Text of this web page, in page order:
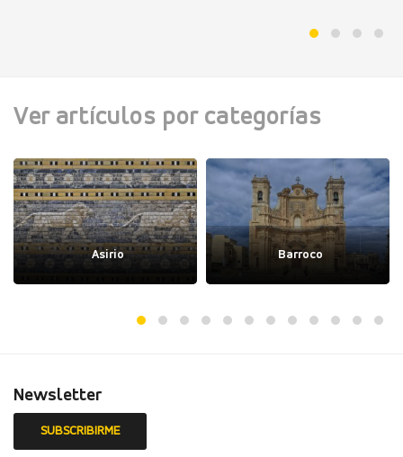
Ver artículos por categorías
Asirio Barroco
Newsletter